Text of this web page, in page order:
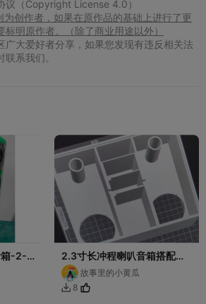
议（Copyright License 4.0）
创作者，如果在原作品的基础上进行了更
明原作者。（除了商业用途以外）
广大爱好者分享，如果您发现有违反相关法
系我们。
箱-2-
2.3寸长冲程喇叭音箱搭配
XH-A415蓝牙功放板一体音
箱
故事里的小黄瓜
 8